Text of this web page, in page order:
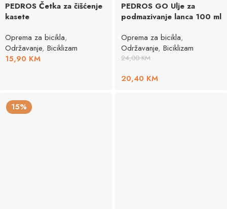
PEDROS Četka za čišćenje
kasete
Oprema za bicikla,
Održavanje, Biciklizam
15,90 KM
PEDROS GO Ulje za
podmazivanje lanca 100 ml
Oprema za bicikla,
Održavanje, Biciklizam
24,00KM
20,40 KM
15%